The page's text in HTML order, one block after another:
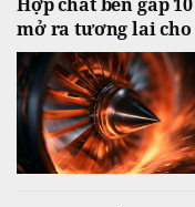
Hợp chất bền gấp
mở ra tương lai